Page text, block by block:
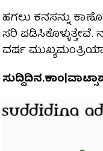
ಹಗಲು ಕನಸನ್ನು
ಸರಿ
ವರ್ಷ